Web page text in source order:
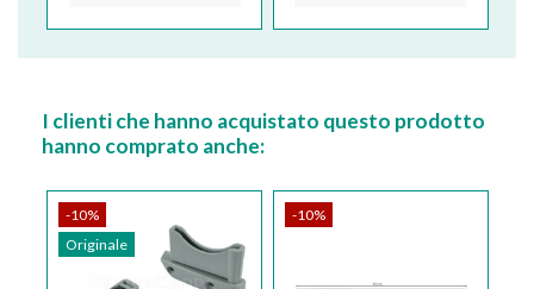
I clienti che hanno acquistato questo prodotto
hanno comprato anche:
-10%
Originale
-10%